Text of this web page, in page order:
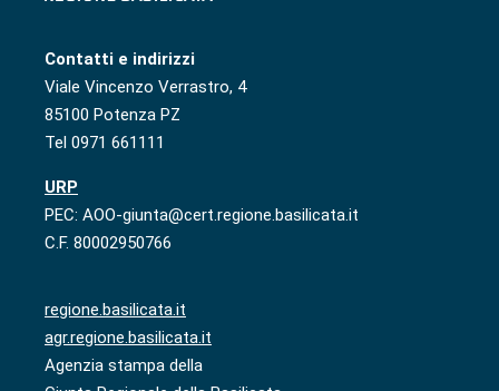
Contatti e indirizzi
Viale Vincenzo Verrastro, 4
85100 Potenza PZ
Tel 0971 661111
URP
PEC: AOO-giunta@cert.regione.basilicata.it
C.F. 80002950766
regione.basilicata.it
agr.regione.basilicata.it
Agenzia stampa della